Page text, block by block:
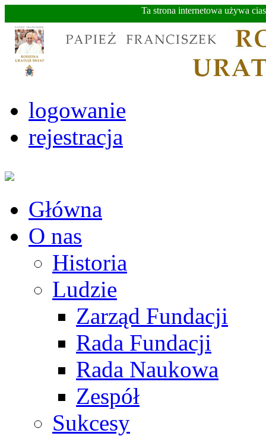
Ta strona internetowa używa
logowanie
rejestracja
Główna
O nas
Historia
Ludzie
Zarząd Fundacji
Rada Fundacji
Rada Naukowa
Zespół
Sukcesy